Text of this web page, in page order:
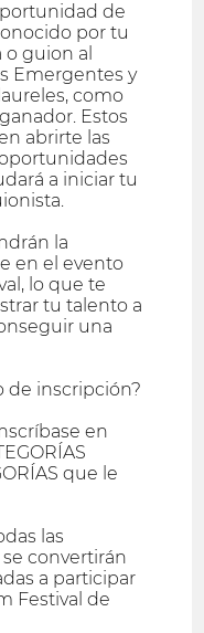
de
por tu
guion al
Emergentes y
como
Estos
abrirte las
a iniciar tu
la
en el evento
lo que te
tu talento a
una
de inscripción?
en
que le
las
convertirán
a participar
Festival de